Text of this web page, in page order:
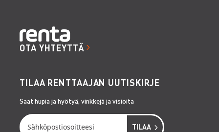
OTA YHTEYTTÄ
TILAA RENTTAAJAN UUTISKIRJE
Saat hupia ja hyötyä, vinkkejä ja visioita